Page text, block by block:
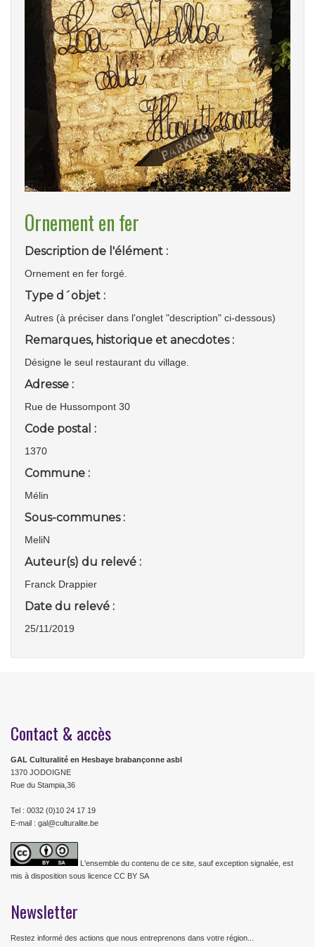
Ornement en fer
Description de l'élément :
Ornement en fer forgé.
Type d´objet :
Autres (à préciser dans l'onglet "description" ci-dessous)
Remarques, historique et anecdotes :
Désigne le seul restaurant du village.
Adresse :
Rue de Hussompont 30
Code postal :
1370
Commune :
Mélin
Sous-communes :
MeliN
Auteur(s) du relevé :
Franck Drappier
Date du relevé :
25/11/2019
Contact & accès
GAL Culturalité en Hesbaye brabançonne asbl
1370 JODOIGNE
Rue du Stampia,36
Tel : 0032 (0)10 24 17 19
E-mail : gal@culturalite.be
L'ensemble du contenu de ce site, sauf exception signalée, est
mis à disposition sous licence CC BY SA
Newsletter
Restez informé des actions que nous entreprenons dans votre région...